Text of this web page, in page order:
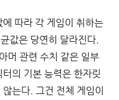
따라 각 게임이 취하는
값은 당연히 달라진다.
머 관련 수치 같은 일부
의 기본 능력은 한자릿
않는다. 그건 전체 게임이